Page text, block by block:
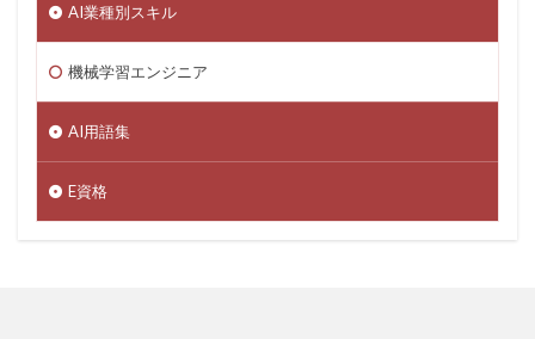
AI業種別スキル
機械学習エンジニア
AI用語集
E資格